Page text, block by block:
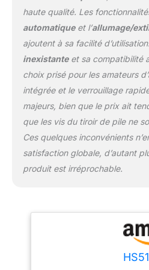
point
fusils
avec
haute qualité. Les
automatiqueet l’allumage/
ajoutent à sa facilité
inexistanteet sa compatibilité
choix prisé pour les amateurs
intégrée et le verrouillage
majeurs, bien que le prix ait
que les vis du tiroir de pile ne
Ces quelques inconvénients
satisfaction globale, d’autant
produit est irréprochable.